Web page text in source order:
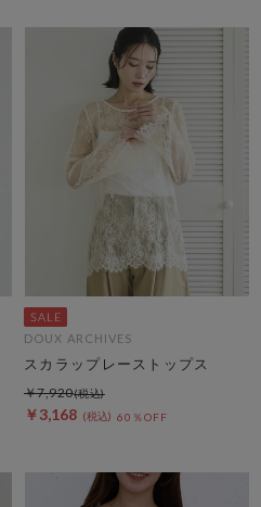
DOUX ARCHIVES
スカラップレーストップス
￥3,168 60％OFF
￥7,920